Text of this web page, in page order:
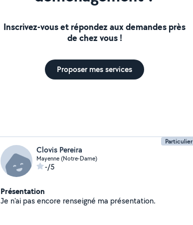
Inscrivez-vous et répondez aux demandes près
de chez vous !
Proposer mes services
Particulier
Clovis Pereira
Mayenne (Notre-Dame)
-/5
Présentation
Je n'ai pas encore renseigné ma présentation.